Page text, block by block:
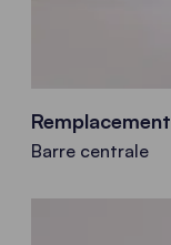
Remplacement
Barre centrale